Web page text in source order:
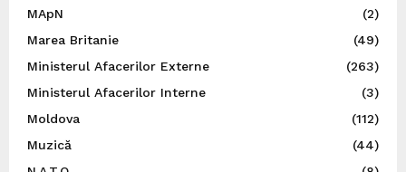
MApN
(2)
Marea Britanie
(49)
Ministerul Afacerilor Externe
(263)
Ministerul Afacerilor Interne
(3)
Moldova
(112)
Muzică
(44)